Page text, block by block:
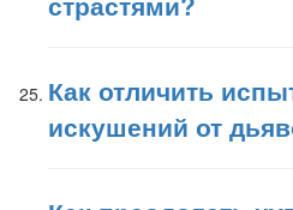
Как отличить
искушений от